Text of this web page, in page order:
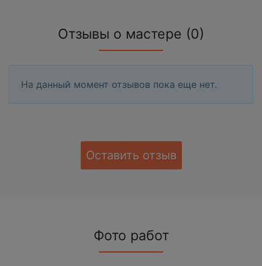
Отзывы о мастере (0)
На данный момент отзывов пока еще нет.
Оставить отзыв
Фото работ